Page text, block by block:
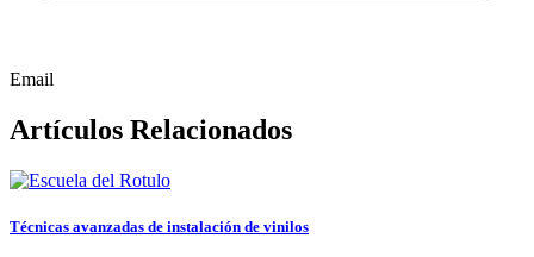
Email
Artículos Relacionados
Técnicas avanzadas de instalación de vinilos